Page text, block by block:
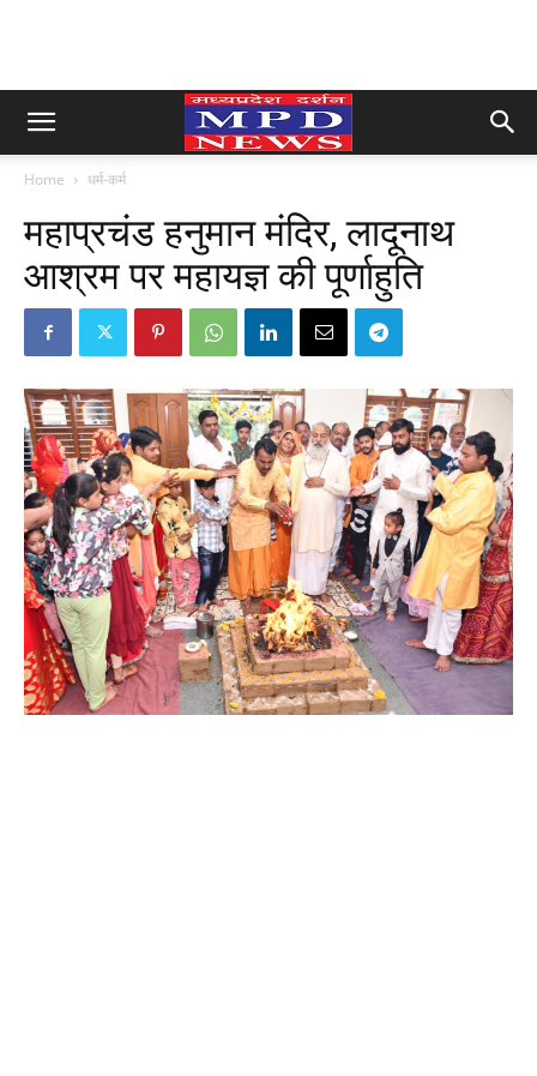
Home धर्म-कर्म
महाप्रचंड हनुमान मंदिर, लादूनाथ
आश्रम पर महायज्ञ की पूर्णाहुति